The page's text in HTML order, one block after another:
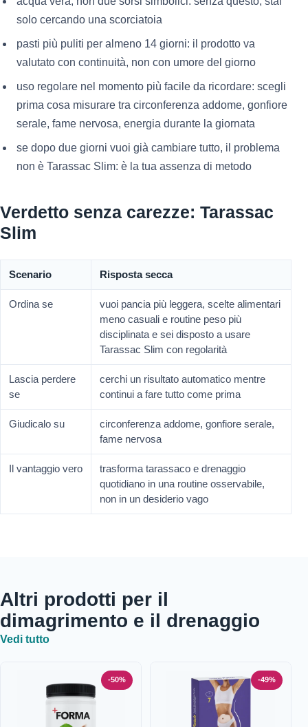
solo cercando una scorciatoia
pasti più puliti per almeno 14 giorni: il prodotto va
valutato con continuità, non con umore del giorno
uso regolare nel momento più facile da ricordare: scegli
prima cosa misurare tra circonferenza addome, gonfiore
serale, fame nervosa, energia durante la giornata
se dopo due giorni vuoi già cambiare tutto, il problema
non è Tarassac Slim: è la tua assenza di metodo
Verdetto senza carezze: Tarassac
Slim
Scenario Risposta secca
Ordina se
vuoi pancia più leggera, scelte alimentari
meno casuali e routine peso più
disciplinata e sei disposto a usare
Tarassac Slim con regolarità
Lascia perdere
se
cerchi un risultato automatico mentre
continui a fare tutto come prima
Giudicalo su
circonferenza addome, gonfiore serale,
fame nervosa
Il vantaggio vero
trasforma tarassaco e drenaggio
quotidiano in una routine osservabile,
non in un desiderio vago
Altri prodotti per il
dimagrimento e il drenaggio
Vedi tutto
-50% -49%